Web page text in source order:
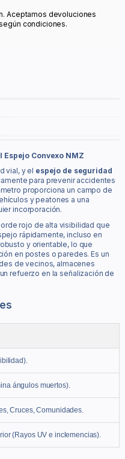
Aceptamos devoluciones
condiciones.
Convexo NMZ
vial, y el espejo de seguridad
para prevenir accidentes
proporciona un campo de
y peatones a una
incorporación.
rojo de alta visibilidad que
rápidamente, incluso en
y orientable, lo que
en postes o paredes. Es un
de vecinos, almacenes
refuerzo en la señalización de
ángulos muertos).
Cruces, Comunidades.
(Rayos UV e inclemencias).